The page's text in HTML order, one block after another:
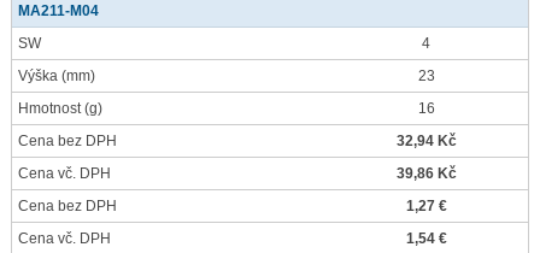
MA211-M04
SW
4
Výška (mm)
23
Hmotnost(g)
16
Cena bez DPH
32,94 Kč
Cena vč. DPH
39,86 Kč
Cena bez DPH
1,27 €
Cena vč. DPH
1,54 €